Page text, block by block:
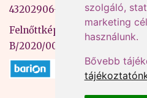
szolgáló,
marketing
használunk.
Bővebb
43202906-51100005
Felnőttképzési nyilvántartási
B/2020/000053